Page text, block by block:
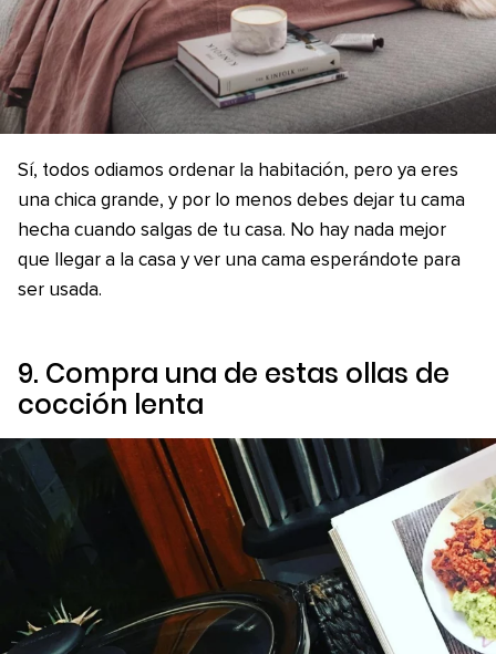
Sí, todos odiamos ordenar la habitación, pero ya eres
una chica grande, y por lo menos debes dejar tu cama
hecha cuando salgas de tu casa. No hay nada mejor
que llegar a la casa y ver una cama esperándote para
ser usada.
9. Compra una de estas ollas de
cocción lenta